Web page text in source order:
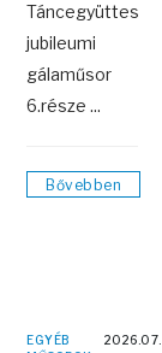
Táncegyüttes
jubileumi
gálaműsor
6.része ...
Bővebben
EGYÉB